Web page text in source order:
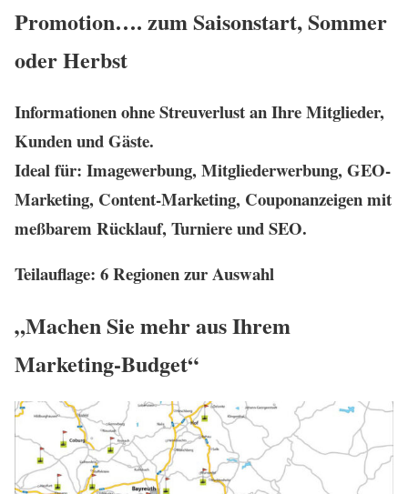
Promotion…. zum Saisonstart, Sommer
oder Herbst
Informationen ohne Streuverlust an Ihre Mitglieder,
Kunden und Gäste.
Ideal für: Imagewerbung, Mitgliederwerbung, GEO-
Marketing, Content-Marketing, Couponanzeigen mit
meßbarem Rücklauf, Turniere und SEO.
Teilauflage: 6 Regionen zur Auswahl
„Machen Sie mehr aus Ihrem
Marketing-Budget“